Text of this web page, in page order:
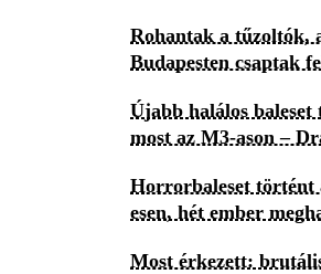
Rohantak a tűzoltók,
Budapesten csaptak
Újabb halálos baleset
most az M3-ason –
Horrorbaleset történt
esen, hét ember
Most érkezett: